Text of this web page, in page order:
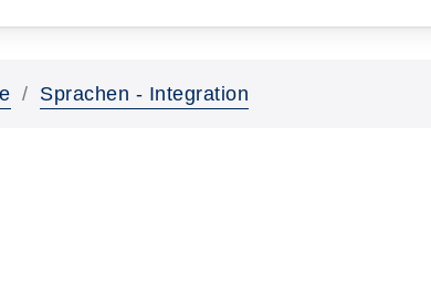
Sprachen - Integration